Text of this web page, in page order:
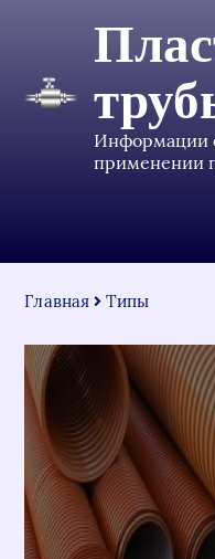
Информации
применении
Главная Типы